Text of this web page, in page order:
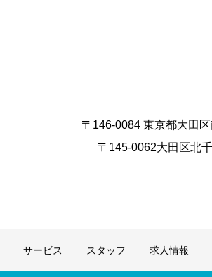
〒146-0084 東京都大田
〒145-0062大田区北
サービス スタッフ 求人情報